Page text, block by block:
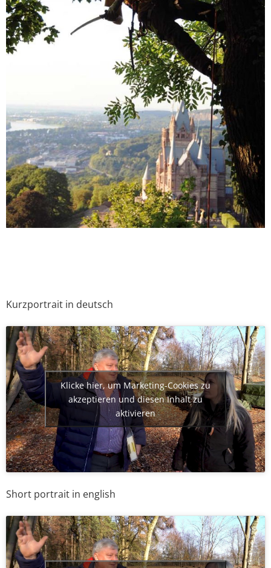
Kurzportrait in deutsch
Klicke hier, um Marketing-Cookies zu
akzeptieren und diesen Inhalt zu
aktivieren
Short portrait in english